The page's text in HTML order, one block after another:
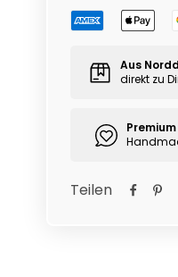
Aus
direkt zu
Teilen